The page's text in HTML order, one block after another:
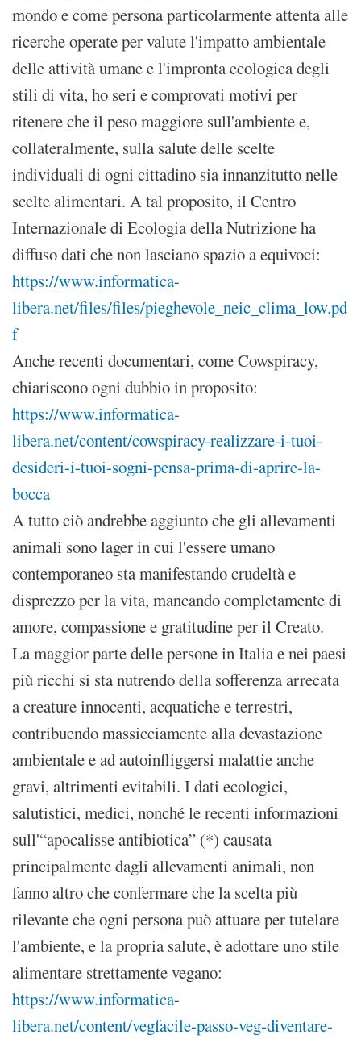
mondo e come persona particolarmente attenta alle
ricerche operate per valute l'impatto ambientale
delle attività umane e l'impronta ecologica degli
stili di vita, ho seri e comprovati motivi per
ritenere che il peso maggiore sull'ambiente e,
collateralmente, sulla salute delle scelte
individuali di ogni cittadino sia innanzitutto nelle
scelte alimentari. A tal proposito, il Centro
Internazionale di Ecologia della Nutrizione ha
diffuso dati che non lasciano spazio a equivoci:
https://www.informatica-
libera.net/files/files/pieghevole_neic_clima_low.pd
f
Anche recenti documentari, come Cowspiracy,
chiariscono ogni dubbio in proposito:
https://www.informatica-
libera.net/content/cowspiracy-realizzare-i-tuoi-
desideri-i-tuoi-sogni-pensa-prima-di-aprire-la-
bocca
A tutto ciò andrebbe aggiunto che gli allevamenti
animali sono lager in cui l'essere umano
contemporaneo sta manifestando crudeltà e
disprezzo per la vita, mancando completamente di
amore, compassione e gratitudine per il Creato.
La maggior parte delle persone in Italia e nei paesi
più ricchi si sta nutrendo della sofferenza arrecata
a creature innocenti, acquatiche e terrestri,
contribuendo massicciamente alla devastazione
ambientale e ad autoinfliggersi malattie anche
gravi, altrimenti evitabili. I dati ecologici,
salutistici, medici, nonché le recenti informazioni
sull'“apocalisse antibiotica” (*) causata
principalmente dagli allevamenti animali, non
fanno altro che confermare che la scelta più
rilevante che ogni persona può attuare per tutelare
l'ambiente, e la propria salute, è adottare uno stile
alimentare strettamente vegano:
https://www.informatica-
libera.net/content/vegfacile-passo-veg-diventare-